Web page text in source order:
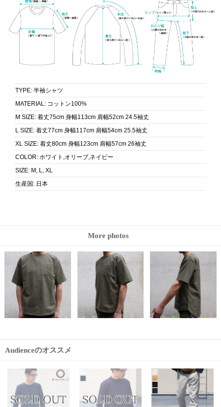
TYPE: 半袖シャツ
MATERIAL: コットン100%
M SIZE: 着丈75cm 身幅113cm 肩幅52cm 24.5袖丈
L SIZE: 着丈77cm 身幅117cm 肩幅54cm 25.5袖丈
XL SIZE: 着丈80cm 身幅123cm 肩幅57cm 26袖丈
COLOR: ホワイト,オリーブ,ネイビー
SIZE: M, L, XL
生産国 : 日本
More photos
Audienceのオススメ